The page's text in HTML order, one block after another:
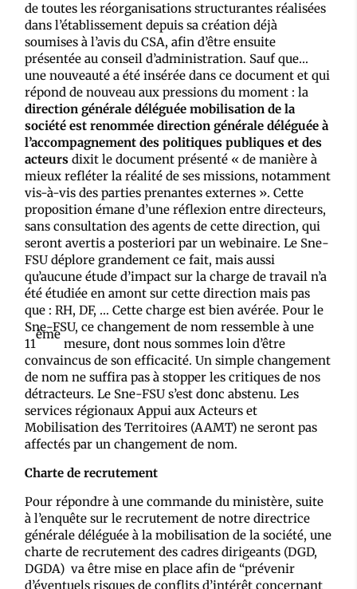
de toutes les réorganisations structurantes réalisées
dans l’établissement depuis sa création déjà
soumises à l’avis du CSA, afin d’être ensuite
présentée au conseil d’administration. Sauf que…
une nouveauté a été insérée dans ce document et qui
répond de nouveau aux pressions du moment : la
direction générale déléguée mobilisation de la
société est renommée direction générale déléguée à
l’accompagnement des politiques publiques et des
acteurs dixit le document présenté « de manière à
mieux refléter la réalité de ses missions, notamment
vis-à-vis des parties prenantes externes ». Cette
proposition émane d’une réflexion entre directeurs,
sans consultation des agents de cette direction, qui
seront avertis a posteriori par un webinaire. Le Sne-
FSU déplore grandement ce fait, mais aussi
qu’aucune étude d’impact sur la charge de travail n’a
été étudiée en amont sur cette direction mais pas
que : RH, DF, … Cette charge est bien avérée. Pour le
Sne-FSU, ce changement de nom ressemble à une
11
ème
mesure, dont nous sommes loin d’être
convaincus de son efficacité. Un simple changement
de nom ne suffira pas à stopper les critiques de nos
détracteurs. Le Sne-FSU s’est donc abstenu. Les
services régionaux Appui aux Acteurs et
Mobilisation des Territoires (AAMT) ne seront pas
affectés par un changement de nom.
Charte de recrutement
Pour répondre à une commande du ministère, suite
à l’enquête sur le recrutement de notre directrice
générale déléguée à la mobilisation de la société, une
charte de recrutement des cadres dirigeants (DGD,
DGDA) va être mise en place afin de “prévenir
d’éventuels risques de conflits d’intérêt concernant